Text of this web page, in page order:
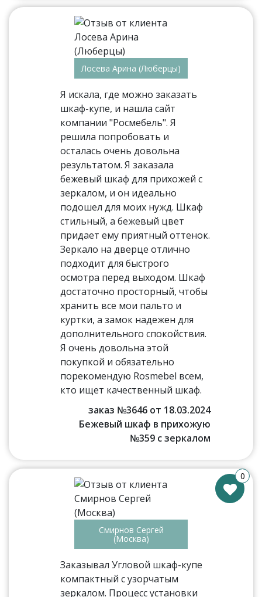
Лосева Арина (Люберцы)
Я искала, где можно заказать
шкаф-купе, и нашла сайт
компании "Росмебель". Я
решила попробовать и
осталась очень довольна
результатом. Я заказала
бежевый шкаф для прихожей с
зеркалом, и он идеально
подошел для моих нужд. Шкаф
стильный, а бежевый цвет
придает ему приятный оттенок.
Зеркало на дверце отлично
подходит для быстрого
осмотра перед выходом. Шкаф
достаточно просторный, чтобы
хранить все мои пальто и
куртки, а замок надежен для
дополнительного спокойствия.
Я очень довольна этой
покупкой и обязательно
порекомендую Rosmebel всем,
кто ищет качественный шкаф.
заказ №3646 от 18.03.2024
Бежевый шкаф в прихожую
№359 с зеркалом
Смирнов Сергей
(Москва)
Заказывал Угловой шкаф-купе
компактный с узорчатым
зеркалом. Процесс установки
0